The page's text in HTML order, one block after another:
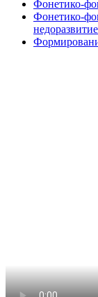
Фонетико-
Фонетико-